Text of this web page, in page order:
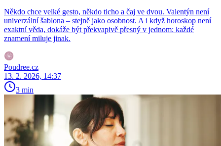
Někdo chce velké gesto, někdo ticho a čaj ve dvou. Valentýn není
univerzální šablona – stejně jako osobnost. A i když horoskop není
exaktní věda, dokáže být překvapivě přesný v jednom: každé
znamení miluje jinak.
Poudree.cz
13. 2. 2026, 14:37
3 min